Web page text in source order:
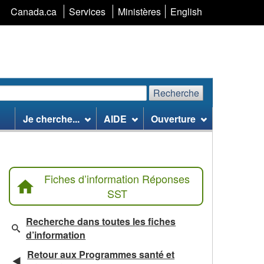
Canada.ca Services Ministères Sélection
langue
English
Recherche
Je cherche... AIDE Ouverture
Fiches d’information Réponses
SST
Recherche dans toutes les fiches
d’information
Retour aux Programmes santé et